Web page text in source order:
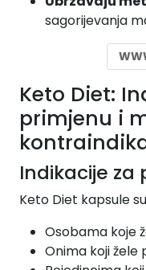
sagorijevanja
Keto Diet:
primjenu i
Indikacije za
Keto Diet kapsule
Osobama koje
Onima koji žele